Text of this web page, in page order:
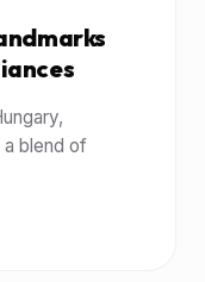
blend of